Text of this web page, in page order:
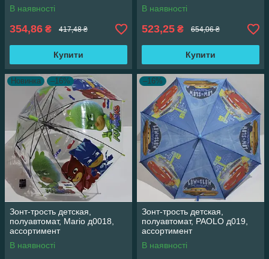
В наявності
354,86 ₴ 417,48 ₴
Купити
В наявності
523,25 ₴ 654,06 ₴
Купити
Новинка –16%
Зонт-трость детская,
полуавтомат, Mario д0018,
ассортимент
В наявності
–16%
Зонт-трость детская,
полуавтомат, PAOLO д019,
ассортимент
В наявності